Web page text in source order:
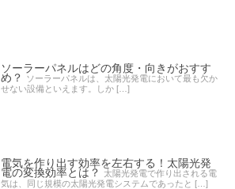
ソーラーパネルはどの角度・向きがおすす
め？
ソーラーパネルは、太陽光発電において最も欠か
せない設備といえます。しか […]
電気を作り出す効率を左右する！太陽光発
電の変換効率とは？
太陽光発電で作り出される電
気は、同じ規模の太陽光発電システムであったと […]